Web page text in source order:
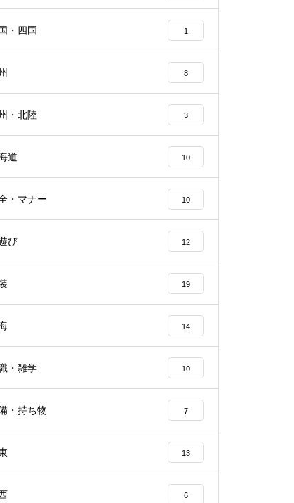
・四国 1
8
・北陸 3
道 10
・マナー 10
び 12
19
14
・雑学 10
・持ち物 7
13
6